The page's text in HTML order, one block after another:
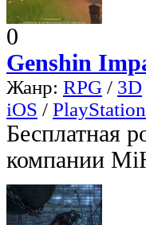
0
Genshin
Жанр: RPG / 3D
iOS /
Бесплатная
компании